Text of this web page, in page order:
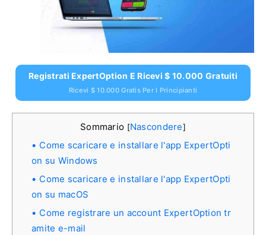
Registrati ExpertOption E Ricevi $ 10.000 Gratuiti
Ricevi $ 10.000 Gratis Per I Principianti
Sommario [Nascondere]
Come scaricare e installare l'app ExpertOpti
on su Windows
Come scaricare e installare l'app ExpertOpti
on su macOS
Come registrare un account ExpertOption tr
amite e-mail